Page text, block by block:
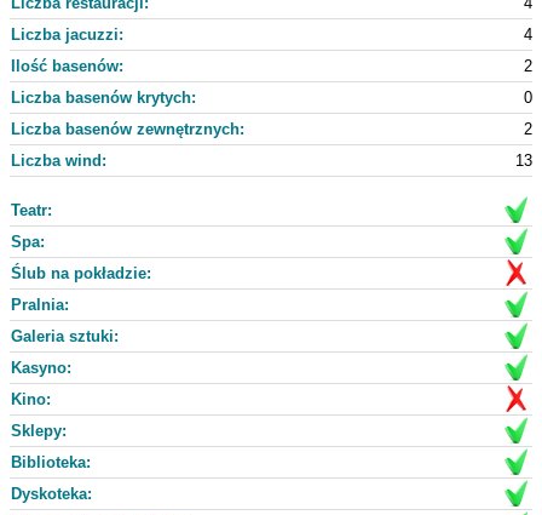
Liczba jacuzzi:
4
Ilość basenów:
2
Liczba basenów krytych:
0
Liczba basenów zewnętrznych:
2
Liczba wind:
13
Teatr:
Spa:
Ślub na pokładzie:
Pralnia:
Galeria sztuki:
Kasyno:
Kino:
Sklepy:
Biblioteka:
Dyskoteka: